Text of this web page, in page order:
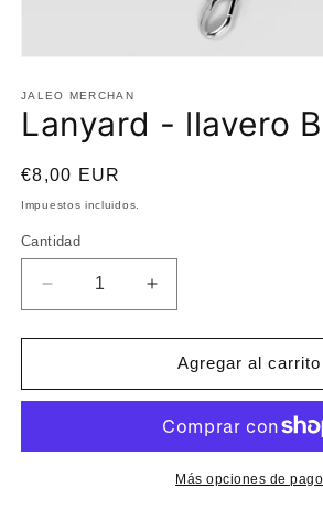
multimedia
1
en
modal
JALEO MERCHAN
Lanyard - llavero
Precio
habitual
€8,00 EUR
Impuestos incluidos.
Cantidad
Reducir
cantidad
para
-
Aumentar
cantidad
para
Lanyard
-
Beret
Agregar al carrito
Más opciones de pago